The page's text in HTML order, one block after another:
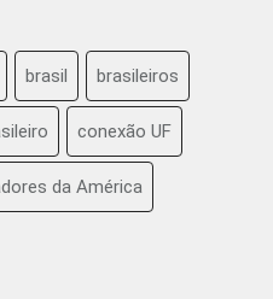
brasil brasileiros
conexão UF
da América